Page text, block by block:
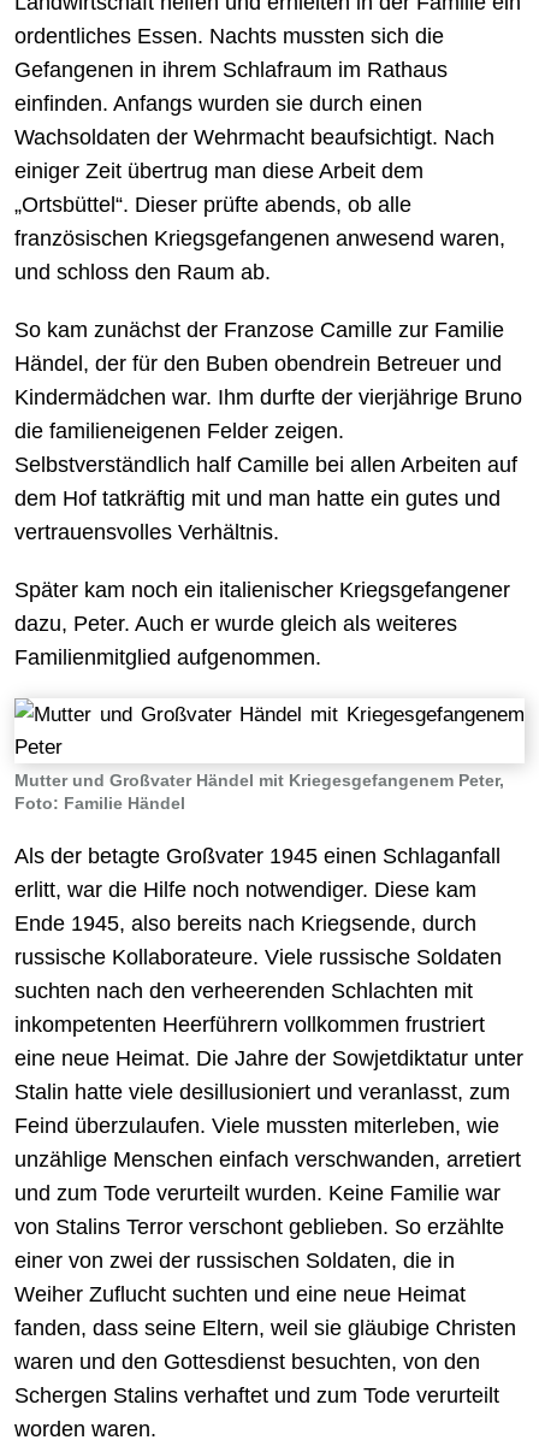
ordentliches Essen. Nachts mussten sich die
Gefangenen in ihrem Schlafraum im Rathaus
einfinden. Anfangs wurden sie durch einen
Wachsoldaten der Wehrmacht beaufsichtigt. Nach
einiger Zeit übertrug man diese Arbeit dem
„Ortsbüttel“. Dieser prüfte abends, ob alle
französischen Kriegsgefangenen anwesend waren,
und schloss den Raum ab.
So kam zunächst der Franzose Camille zur Familie
Händel, der für den Buben obendrein Betreuer und
Kindermädchen war. Ihm durfte der vierjährige Bruno
die familieneigenen Felder zeigen.
Selbstverständlich half Camille bei allen Arbeiten auf
dem Hof tatkräftig mit und man hatte ein gutes und
vertrauensvolles Verhältnis.
Später kam noch ein italienischer Kriegsgefangener
dazu, Peter. Auch er wurde gleich als weiteres
Familienmitglied aufgenommen.
Mutter und Großvater Händel mit Kriegesgefangenem Peter,
Foto: Familie Händel
Als der betagte Großvater 1945 einen Schlaganfall
erlitt, war die Hilfe noch notwendiger. Diese kam
Ende 1945, also bereits nach Kriegsende, durch
russische Kollaborateure. Viele russische Soldaten
suchten nach den verheerenden Schlachten mit
inkompetenten Heerführern vollkommen frustriert
eine neue Heimat. Die Jahre der Sowjetdiktatur unter
Stalin hatte viele desillusioniert und veranlasst, zum
Feind überzulaufen. Viele mussten miterleben, wie
unzählige Menschen einfach verschwanden, arretiert
und zum Tode verurteilt wurden. Keine Familie war
von Stalins Terror verschont geblieben. So erzählte
einer von zwei der russischen Soldaten, die in
Weiher Zuflucht suchten und eine neue Heimat
fanden, dass seine Eltern, weil sie gläubige Christen
waren und den Gottesdienst besuchten, von den
Schergen Stalins verhaftet und zum Tode verurteilt
worden waren.